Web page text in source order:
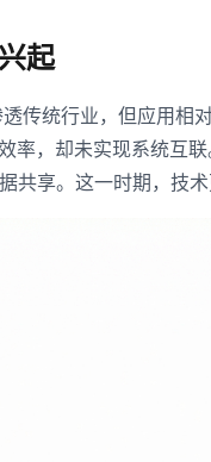
起
传统行业，但应用相
率，却未实现系统互
共享。这一时期，技